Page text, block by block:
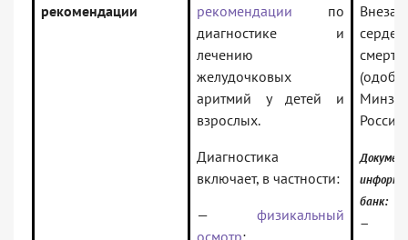
рекомендации
рекомендации по
диагностике и
лечению
желудочковых
аритмий у детей и
взрослых.
Диагностика
включает, в частности:
— физикальный
России)
банк:
—